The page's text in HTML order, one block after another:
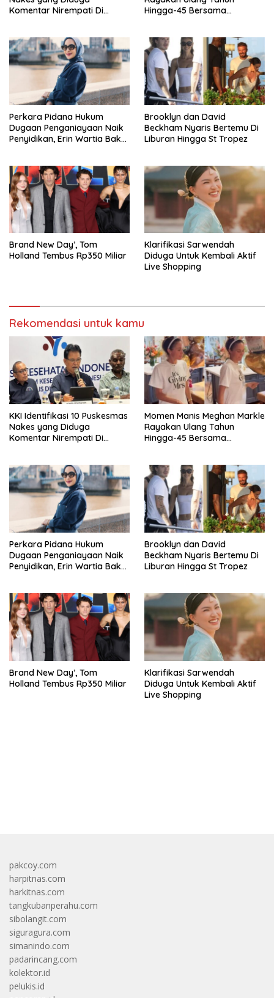
Komentar Nirempati Di
Hingga-45 Bersama
Perkara Pidana Hukum
Dugaan Penganiayaan Naik
Penyidikan, Erin Wartia Bakal
Brooklyn dan David
Beckham Nyaris Bertemu Di
Liburan Hingga St Tropez
Brand New Day’, Tom
Holland Tembus Rp350 Miliar
Klarifikasi Sarwendah
Diduga Untuk Kembali Aktif
Live Shopping
Rekomendasi untuk kamu
KKI Identifikasi 10 Puskesmas
Nakes yang Diduga
Komentar Nirempati Di
Momen Manis Meghan Markle
Rayakan Ulang Tahun
Hingga-45 Bersama
Perkara Pidana Hukum
Dugaan Penganiayaan Naik
Penyidikan, Erin Wartia Bakal
Brooklyn dan David
Beckham Nyaris Bertemu Di
Liburan Hingga St Tropez
Brand New Day’, Tom
Holland Tembus Rp350 Miliar
Klarifikasi Sarwendah
Diduga Untuk Kembali Aktif
Live Shopping
pakcoy.com
harpitnas.com
harkitnas.com
tangkubanperahu.com
sibolangit.com
siguragura.com
simanindo.com
padarincang.com
kolektor.id
pelukis.id